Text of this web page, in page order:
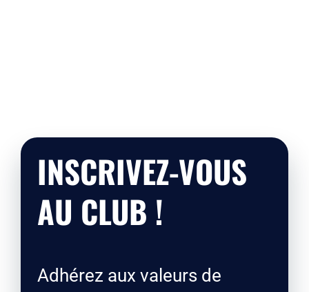
INSCRIVEZ-VOUS
AU CLUB !
Adhérez aux valeurs de